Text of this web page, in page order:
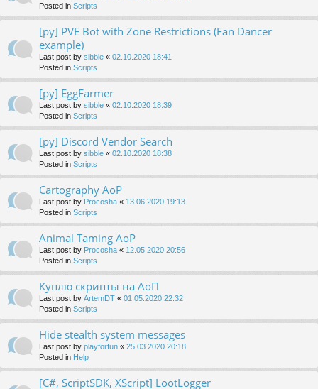
Posted in Scripts
[py] PVE Bot with Zone Restrictions (Fan Dancer
example)
Last post by sibble « 02.10.2020 18:41
Posted in Scripts
[py] EggFarmer
Last post by sibble « 02.10.2020 18:39
Posted in Scripts
[py] Discord Vendor Search
Last post by sibble « 02.10.2020 18:38
Posted in Scripts
Cartography AoP
Last post by Procosha « 13.06.2020 19:13
Posted in Scripts
Animal Taming AoP
Last post by Procosha « 12.05.2020 20:56
Posted in Scripts
Куплю скрипты на АоП
Last post by ArtemDT « 01.05.2020 22:32
Posted in Scripts
Hide stealth system messages
Last post by playforfun « 25.03.2020 20:18
Posted in Help
[C#, ScriptSDK, XScript] LootLogger